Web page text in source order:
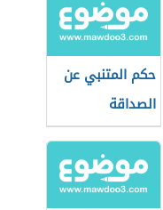
حكم المتنبي عن
الصداقة